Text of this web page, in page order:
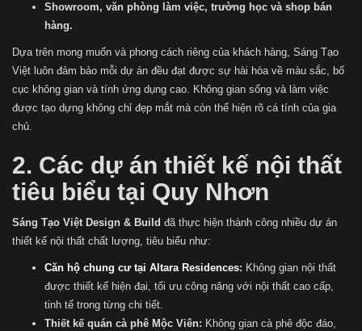
Showroom, văn phòng làm việc, trường học và shop bán
hàng.
Dựa trên mong muốn và phong cách riêng của khách hàng, Sáng Tạo
Việt luôn đảm bảo mỗi dự án đều đạt được sự hài hòa về màu sắc, bố
cục không gian và tính ứng dụng cao. Không gian sống và làm việc
được tạo dựng không chỉ đẹp mắt mà còn thể hiện rõ cá tính của gia
chủ.
2. Các dự án thiết kế nội thất
tiêu biểu tại Quy Nhơn
Sáng Tạo Việt Design & Build đã thực hiện thành công nhiều dự án
thiết kế nội thất chất lượng, tiêu biểu như:
Căn hộ chung cư tại Altara Residences: Không gian nội thất
được thiết kế hiện đại, tối ưu công năng với nội thất cao cấp,
tinh tế trong từng chi tiết.
Thiết kế quán cà phê Mộc Viên: Không gian cà phê độc đáo,